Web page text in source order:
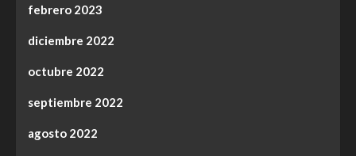
febrero 2023
diciembre 2022
octubre 2022
septiembre 2022
agosto 2022